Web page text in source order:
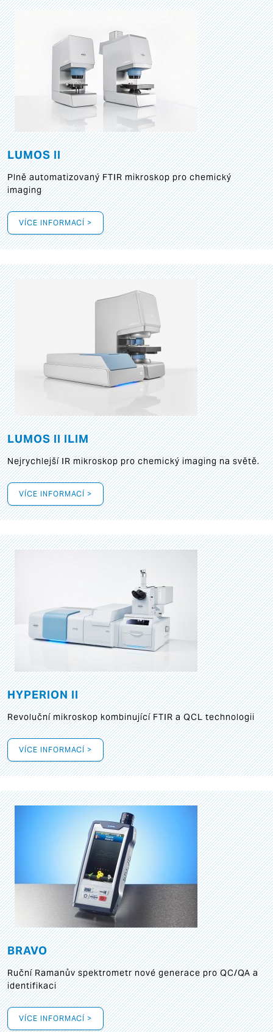
LUMOS II
Plně automatizovaný FTIR mikroskop pro chemický
imaging
VÍCE INFORMACÍ >
LUMOS II ILIM
Nejrychlejší IR mikroskop pro chemický imaging na světě.
VÍCE INFORMACÍ >
HYPERION II
Revoluční mikroskop kombinující FTIR a QCL technologii
VÍCE INFORMACÍ >
BRAVO
Ruční Ramanův spektrometr nové generace pro QC/QA a
identifikaci
VÍCE INFORMACÍ >